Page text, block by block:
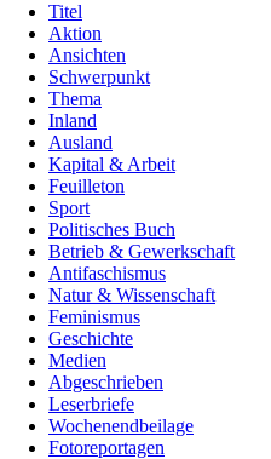
Titel
Aktion
Ansichten
Schwerpunkt
Thema
Inland
Ausland
Kapital & Arbeit
Feuilleton
Sport
Politisches Buch
Betrieb & Gewerkschaft
Antifaschismus
Natur & Wissenschaft
Feminismus
Geschichte
Medien
Abgeschrieben
Leserbriefe
Wochenendbeilage
Fotoreportagen